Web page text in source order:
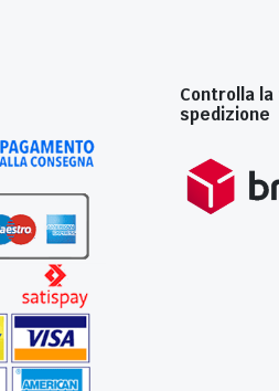
Controlla la
spedizione